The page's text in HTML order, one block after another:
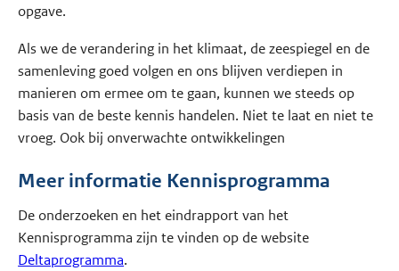
opgave.
Als we de verandering in het klimaat, de zeespiegel en de
samenleving goed volgen en ons blijven verdiepen in
manieren om ermee om te gaan, kunnen we steeds op
basis van de beste kennis handelen. Niet te laat en niet te
vroeg. Ook bij onverwachte ontwikkelingen
Meer informatie Kennisprogramma
De onderzoeken en het eindrapport van het
Kennisprogramma zijn te vinden op de website
Deltaprogramma.